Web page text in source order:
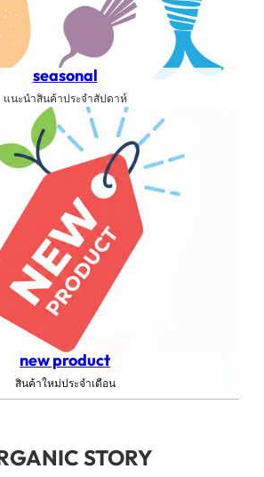
seasonal
แนะนำสินค้าประจำสัปดาห์
new product
สินค้าใหม่ประจำเดือน
STORY